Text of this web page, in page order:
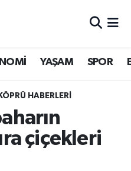
YAŞAM SPOR
HABERLERI
çiçekleri